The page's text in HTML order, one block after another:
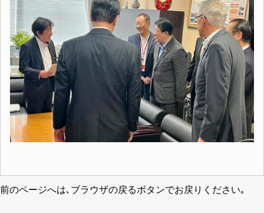
前のページへは､ブラウザの戻るボタンでお戻りください｡